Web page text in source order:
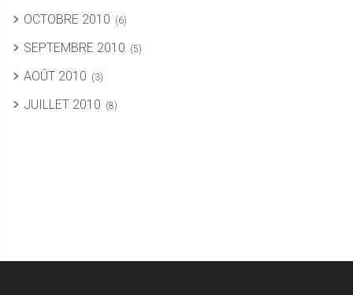
OCTOBRE 2010 (6)
SEPTEMBRE 2010 (5)
AOÛT 2010 (3)
JUILLET 2010 (8)